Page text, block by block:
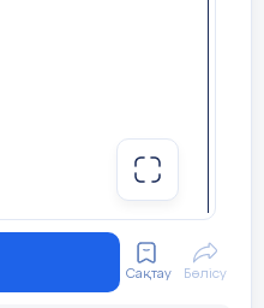
Сақтау Бөлісу